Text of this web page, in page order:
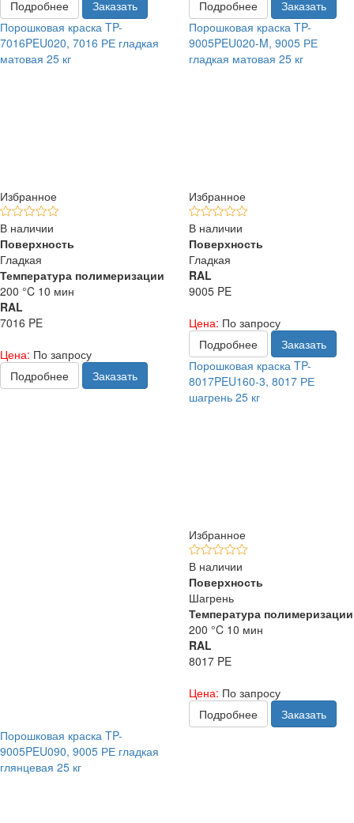
Подробнее
Заказать
Подробнее
Заказать
Порошковая краска TP-
7016PEU020, 7016 РЕ гладкая
матовая 25 кг
Избранное
В наличии
Поверхность
Гладкая
Температура полимеризации
200 °C 10 мин
RAL
7016 PE
Цена: По запросу
Подробнее
Заказать
Порошковая краска TP-
9005PEU020-M, 9005 РЕ
гладкая матовая 25 кг
Избранное
В наличии
Поверхность
Гладкая
RAL
9005 PE
Цена: По запросу
Подробнее
Заказать
Порошковая краска TP-
8017PEU160-3, 8017 РЕ
шагрень 25 кг
Избранное
В наличии
Поверхность
Шагрень
Температура полимеризации
200 °C 10 мин
RAL
8017 PE
Цена: По запросу
Подробнее
Заказать
Порошковая краска TP-
9005PEU090, 9005 РЕ гладкая
глянцевая 25 кг